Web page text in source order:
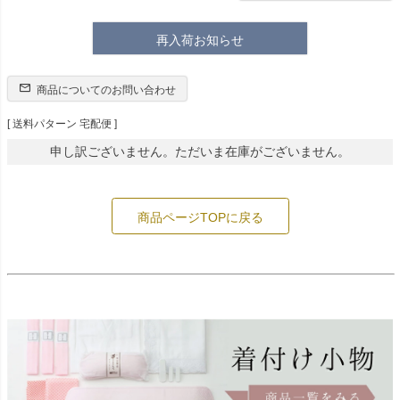
再入荷お知らせ
商品についてのお問い合わせ
送料パターン 宅配便
申し訳ございません。ただいま在庫がございません。
商品ページTOPに戻る